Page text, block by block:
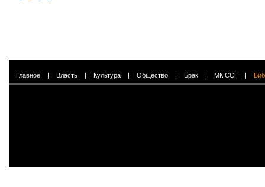
Главное | Власть | Культура | Общество | Брак | МК ССГ |